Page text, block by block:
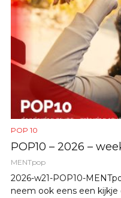
POP 10
POP10 – 2026 –
MENTpop
2026-w21-POP10-
neem ook eens een kijkje